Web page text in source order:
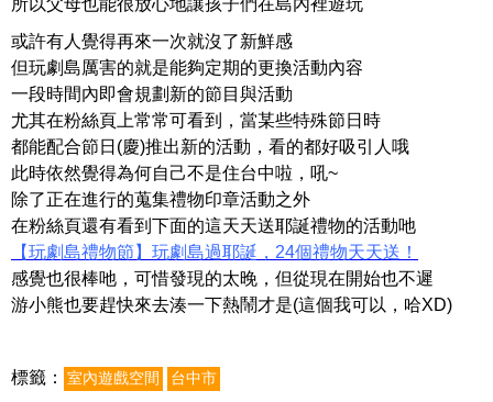
所以父母也能很放心地讓孩子們在島內裡遊玩
或許有人覺得再來一次就沒了新鮮感
但玩劇島厲害的就是能夠定期的更換活動內容
一段時間內即會規劃新的節目與活動
尤其在粉絲頁上常常可看到，當某些特殊節日時
都能配合節日(慶)推出新的活動，看的都好吸引人哦
此時依然覺得為何自己不是住台中啦，吼~
除了正在進行的蒐集禮物印章活動之外
在粉絲頁還有看到下面的這天天送耶誕禮物的活動吔
【玩劇島禮物節】玩劇島過耶誕，24個禮物天天送！
感覺也很棒吔，可惜發現的太晚，但從現在開始也不遲
游小熊也要趕快來去湊一下熱鬧才是(這個我可以，哈XD)
標籤： 室內遊戲空間 台中市